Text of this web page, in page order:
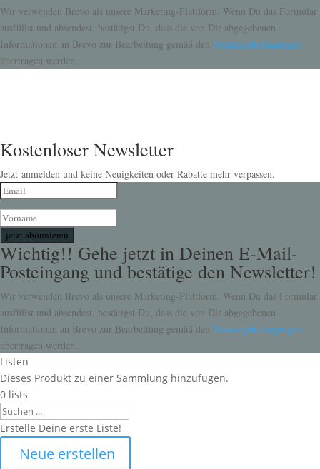
Wir verwenden Brevo als unsere Marketing-Plattform. Wenn Du das Formular
ausfüllst und absendest, bestätigst Du, dass die von Dir abgegebenen
Informationen an Brevo zur Bearbeitung gemäß den Nutzungsbedingungen
übertragen werden.
Kostenloser Newsletter
Jetzt anmelden und keine Neuigkeiten oder Rabatte mehr verpassen.
jetzt abonnieren
Wichtig!! Gehe jetzt in Deinen E-Mail-
Posteingang und bestätige den Newsletter!
Wir verwenden Brevo als unsere Marketing-Plattform. Wenn Du das Formular
ausfüllst und absendest, bestätigst Du, dass die von Dir abgegebenen
Informationen an Brevo zur Bearbeitung gemäß den Nutzungsbedingungen
übertragen werden.
Listen
Dieses Produkt zu einer Sammlung hinzufügen.
0 lists
Search
Erstelle Deine erste Liste!
Neue erstellen